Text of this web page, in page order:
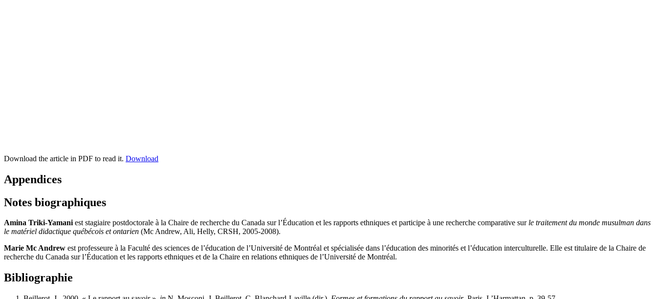
Download the article in PDF to read it. Download
Appendices
Notes biographiques
Amina Triki-Yamaniest stagiaire postdoctorale à la Chaire de recherche du Canada sur l’Éducation et les rapports ethniques et participe à une recherche comparative sur le traitement du monde musulman dans
le matériel didactique québécois et ontarien (Mc Andrew, Ali, Helly, CRSH, 2005-2008).
Marie Mc Andrew est professeure à la Faculté des sciences de l’éducation de l’Université de Montréal et spécialisée dans l’éducation des minorités et l’éducation interculturelle. Elle est titulaire de la Chaire de
recherche du Canada sur l’Éducation et les rapports ethniques et de la Chaire en relations ethniques de l’Université de Montréal.
Bibliographie